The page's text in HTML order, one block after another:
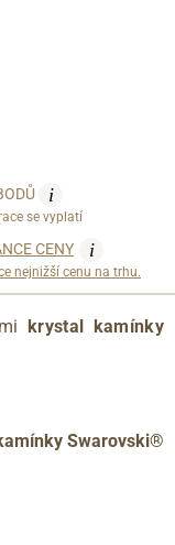
i
se vyplatí
CENY i
nejnižší cenu na trhu.
krystal kamínky
Swarovski®